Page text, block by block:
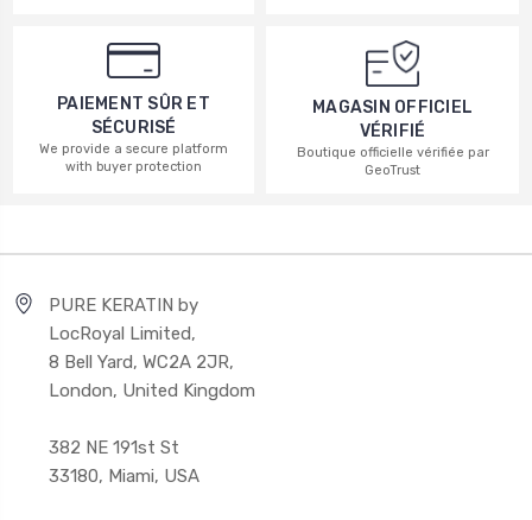
PAIEMENT SÛR ET
SÉCURISÉ
We provide a secure platform
with buyer protection
MAGASIN OFFICIEL
VÉRIFIÉ
Boutique officielle vérifiée par
GeoTrust
PURE KERATIN by
LocRoyal Limited,
8 Bell Yard, WC2A 2JR,
London, United Kingdom
382 NE 191st St
33180, Miami, USA